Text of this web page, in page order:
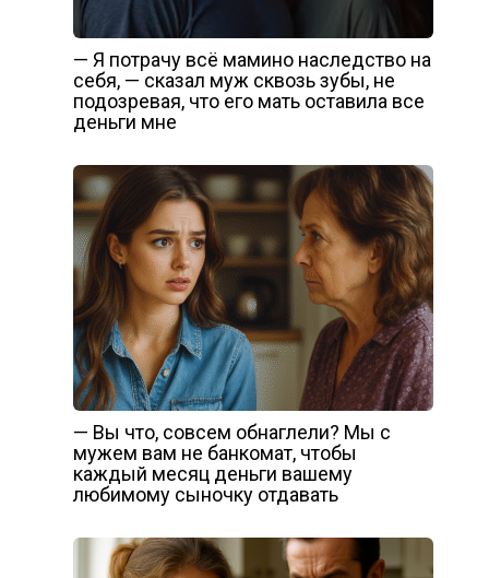
— Я потрачу всё мамино наследство на
себя, — сказал муж сквозь зубы, не
подозревая, что его мать оставила все
деньги мне
— Вы что, совсем обнаглели? Мы с
мужем вам не банкомат, чтобы
каждый месяц деньги вашему
любимому сыночку отдавать